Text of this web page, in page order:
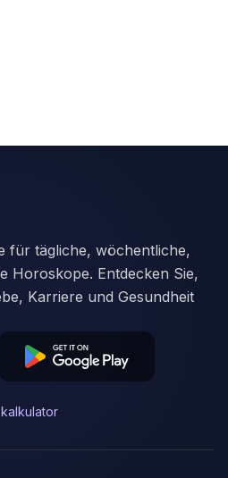
für tägliche, wöchentliche,
Horoskope. Entdecken Sie,
Karriere und Gesundheit